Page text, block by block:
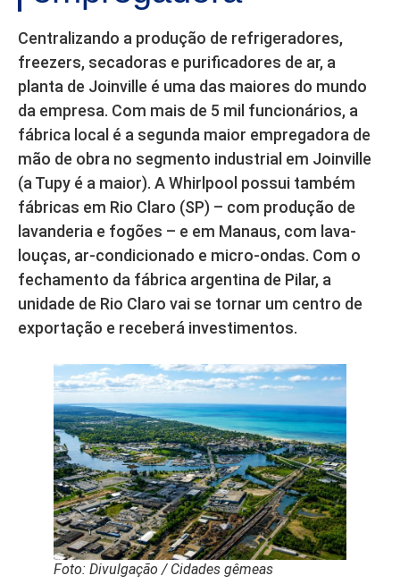
Centralizando a produção de refrigeradores,
freezers, secadoras e purificadores de ar, a
planta de Joinville é uma das maiores do mundo
da empresa. Com mais de 5 mil funcionários, a
fábrica local é a segunda maior empregadora de
mão de obra no segmento industrial em Joinville
(a Tupy é a maior). A Whirlpool possui também
fábricas em Rio Claro (SP) – com produção de
lavanderia e fogões – e em Manaus, com lava-
louças, ar-condicionado e micro-ondas. Com o
fechamento da fábrica argentina de Pilar, a
unidade de Rio Claro vai se tornar um centro de
exportação e receberá investimentos.
Foto: Divulgação / Cidades gêmeas